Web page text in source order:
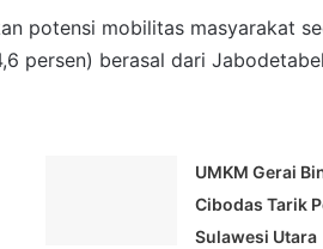
potensi mobilitas masyarakat
persen) berasal dari
UMKM Gerai
Cibodas Tarik
Sulawesi Utara